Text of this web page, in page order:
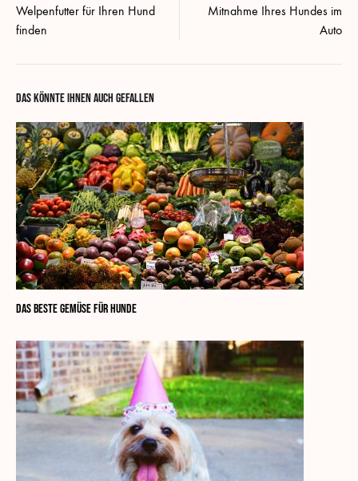
Welpenfutter für Ihren Hund
finden
Mitnahme Ihres Hundes im
Auto
DAS KÖNNTE IHNEN AUCH GEFALLEN
Das beste Gemüse für Hunde